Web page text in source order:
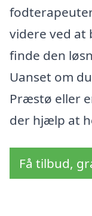
videre ved at
finde den
Uanset om
Præstø eller
der hjælp at
Få tilbud,